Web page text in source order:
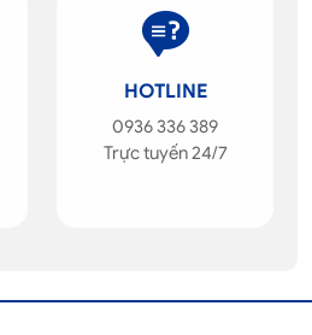
HOTLINE
0936 336 389
Trực tuyến 24/7